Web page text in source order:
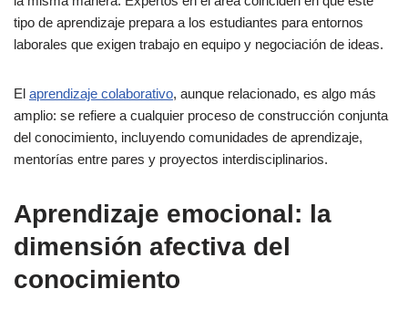
tipo de aprendizaje prepara a los estudiantes para entornos
laborales que exigen trabajo en equipo y negociación de ideas.
El aprendizaje colaborativo, aunque relacionado, es algo más
amplio: se refiere a cualquier proceso de construcción conjunta
del conocimiento, incluyendo comunidades de aprendizaje,
mentorías entre pares y proyectos interdisciplinarios.
Aprendizaje emocional: la
dimensión afectiva del
conocimiento